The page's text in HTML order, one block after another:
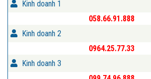
Kinh doanh 1
058.66.91.888
Kinh doanh 2
0964.25.77.33
Kinh doanh 3